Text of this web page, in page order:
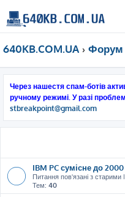
640KB.COM.UA Форум
Через нашестя спам-ботів
ручному режимі. У разі
stbreakpoint@gmail.com
IBM PC сумісне до
Питання пов'язані з
Тем: 40